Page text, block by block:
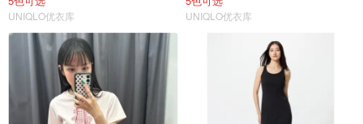
UNIQLO优衣库 UNIQLO优衣库